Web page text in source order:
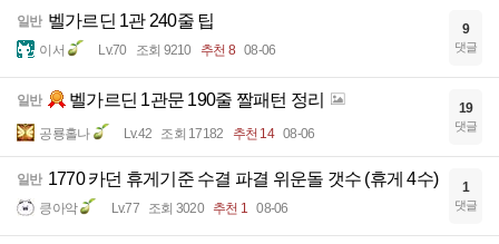
일반 벨가르딘 1관 240줄 팁
이서 Lv.70 조회 9210 추천 8 08-06
9
댓글
일반 벨가르딘 1관문 190줄 짤패턴 정리
공룡홀나 Lv.42 조회 17182 추천 14 08-06
19
댓글
일반 1770 카던 휴게기준 수결 파결 위운돌 갯수 (휴게 4수)
킁아악 Lv.77 조회 3020 추천 1 08-06
1
댓글